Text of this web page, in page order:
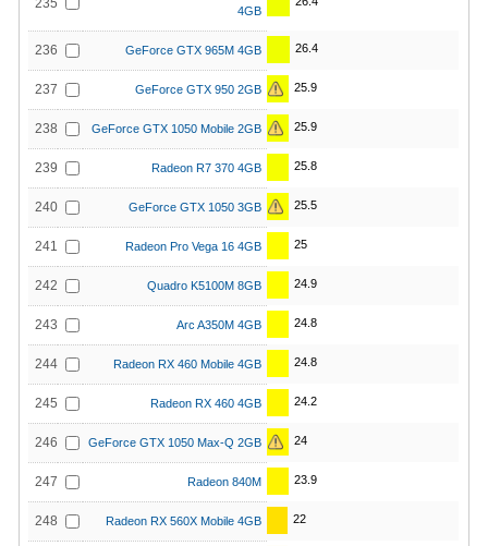
235
4GB
236 GeForce GTX 965M 4GB 26.4
237 GeForce GTX 950 2GB 25.9
238 GeForce GTX 1050 Mobile 2GB 25.9
239 Radeon R7 370 4GB 25.8
240 GeForce GTX 1050 3GB 25.5
241 Radeon Pro Vega 16 4GB 25
242 Quadro K5100M 8GB 24.9
243 Arc A350M 4GB 24.8
244 Radeon RX 460 Mobile 4GB 24.8
245 Radeon RX 460 4GB 24.2
246 GeForce GTX 1050 Max-Q 2GB 24
247 Radeon 840M 23.9
248 Radeon RX 560X Mobile 4GB 22